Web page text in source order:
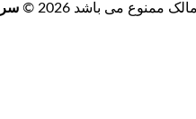
می باشد 2026 ©